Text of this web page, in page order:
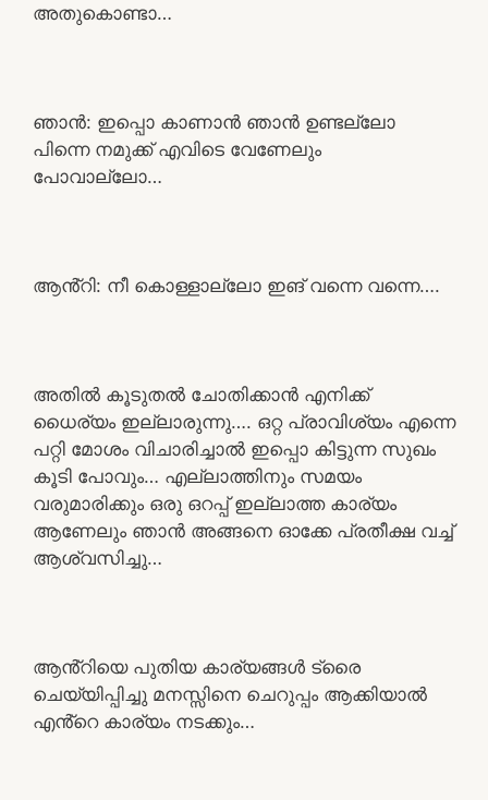
അതുകൊണ്ടാ…
ഞാൻ: ഇപ്പൊ കാണാൻ ഞാൻ ഉണ്ടല്ലോ
പിന്നെ നമുക്ക് എവിടെ വേണേലും
പോവാല്ലോ…
ആൻ്റി: നീ കൊള്ളാല്ലോ ഇങ് വന്നെ വന്നെ….
അതിൽ കൂടുതൽ ചോതിക്കാൻ എനിക്ക്
ധൈര്യം ഇല്ലാരുന്നു…. ഒറ്റ പ്രാവിശ്യം എന്നെ
പറ്റി മോശം വിചാരിച്ചാൽ ഇപ്പൊ കിട്ടുന്ന സുഖം
കൂടി പോവും… എല്ലാത്തിനും സമയം
വരുമാരിക്കും ഒരു ഒറപ്പ് ഇല്ലാത്ത കാര്യം
ആണേലും ഞാൻ അങ്ങനെ ഓക്കേ പ്രതീക്ഷ വച്ച്
ആശ്വസിച്ചു…
ആൻ്റിയെ പുതിയ കാര്യങ്ങൾ ട്രൈ
ചെയ്യിപ്പിച്ചു മനസ്സിനെ ചെറുപ്പം ആക്കിയാൽ
എൻ്റെ കാര്യം നടക്കും…